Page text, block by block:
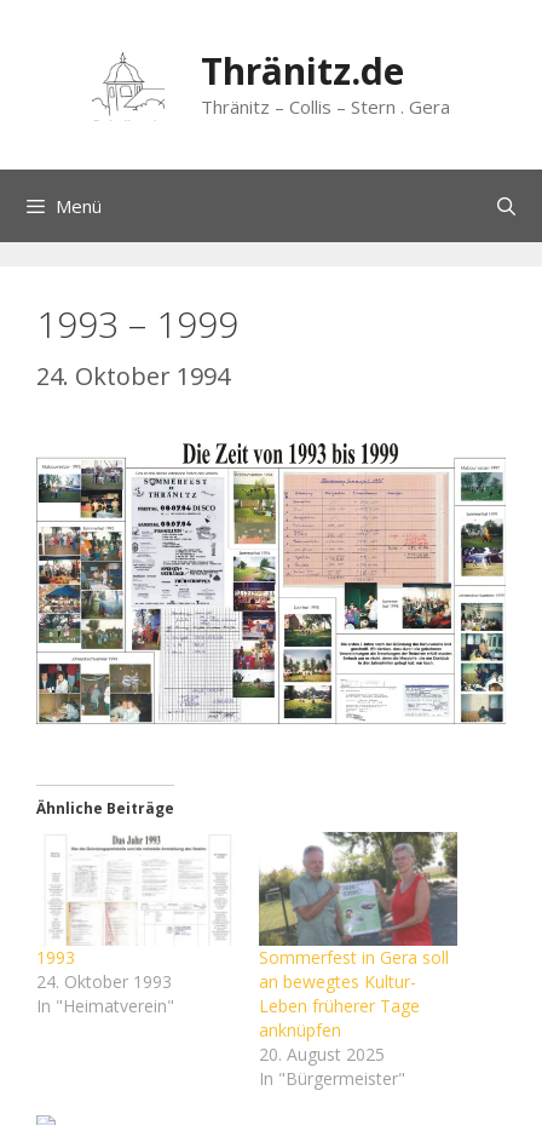
springen
Thränitz.de
Thränitz – Collis – Stern . Gera
Menü
1993 – 1999
24. Oktober 1994
Ähnliche Beiträge
1993
24. Oktober 1993
In "Heimatverein"
Sommerfest in Gera soll
an bewegtes Kultur-
Leben früherer Tage
anknüpfen
20. August 2025
In "Bürgermeister"